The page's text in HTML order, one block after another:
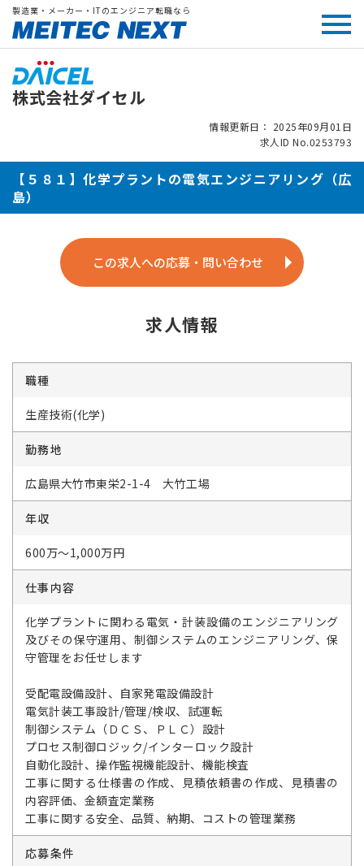
製造業・メーカー・ITのエンジニア転職なら
株式会社ダイセル
情報更新日： 2025年09月01日
求人ID No.0253793
【５８１】化学プラントの電気エンジニアリング（広
島）
この求人への応募・問い合わせ
求人情報
職種
生産技術(化学)
勤務地
広島県大竹市東栄2-1-4 大竹工場
年収
600万～1,000万円
仕事内容
化学プラントに関わる電気・計装設備のエンジニアリング
及びその保守運用、制御システムのエンジニアリング、保
守管理をお任せします
受配電設備設計、自家発電設備設計
電気計装工事設計/管理/検収、試運転
制御システム（ＤＣＳ、ＰＬＣ）設計
プロセス制御ロジック/インターロック設計
自動化設計、操作監視機能設計、機能検査
工事に関する仕様書の作成、見積依頼書の作成、見積書の
内容評価、金額査定業務
工事に関する安全、品質、納期、コストの管理業務
応募条件